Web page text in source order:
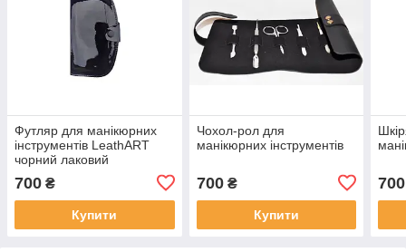
Футляр для манікюрних
інструментів LeathART
чорний лаковий
700 ₴
Купити
Чохол-рол для
манікюрних інструментів
700₴
Купити
700